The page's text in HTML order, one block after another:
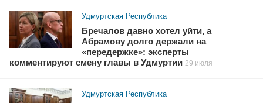
Удмуртская Республика
Бречалов давно хотел уйти, а
Абрамову долго держали на
«передержке»: эксперты
комментируют смену главы в Удмуртии 29 июля
Удмуртская Республика